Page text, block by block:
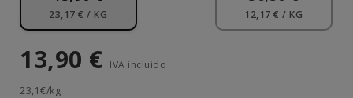
23,17 € / KG 12,17 € / KG
13,90 € IVA incluido
23,1€/kg